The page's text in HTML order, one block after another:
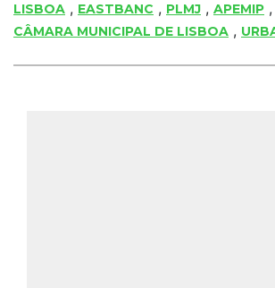
LISBOA , EASTBANC , PLMJ , APEMIP ,
CÂMARA MUNICIPAL DE LISBOA ,